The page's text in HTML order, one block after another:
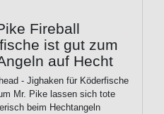
Fireball
ist gut zum
auf Hecht
- Jighaken für Köderfische
Mr. Pike lassen sich tote
beim Hechtangeln